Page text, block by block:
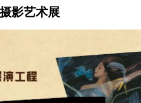
影艺术展